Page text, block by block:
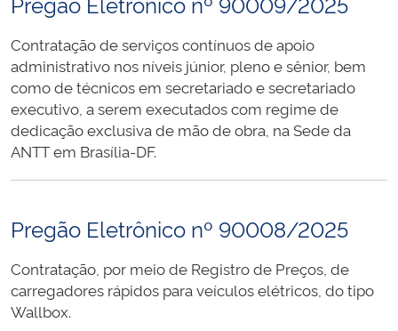
Contratação de serviços contínuos de apoio
administrativo nos níveis júnior, pleno e sênior, bem
como de técnicos em secretariado e secretariado
executivo, a serem executados com regime de
dedicação exclusiva de mão de obra, na Sede da
ANTT em Brasília-DF.
Pregão Eletrônico nº 90008/2025
Contratação, por meio de Registro de Preços, de
carregadores rápidos para veículos elétricos, do tipo
Wallbox.